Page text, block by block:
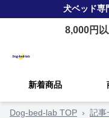
犬ベッド専
8,000円
新着商品
Dog-bed-lab TOP › 記事